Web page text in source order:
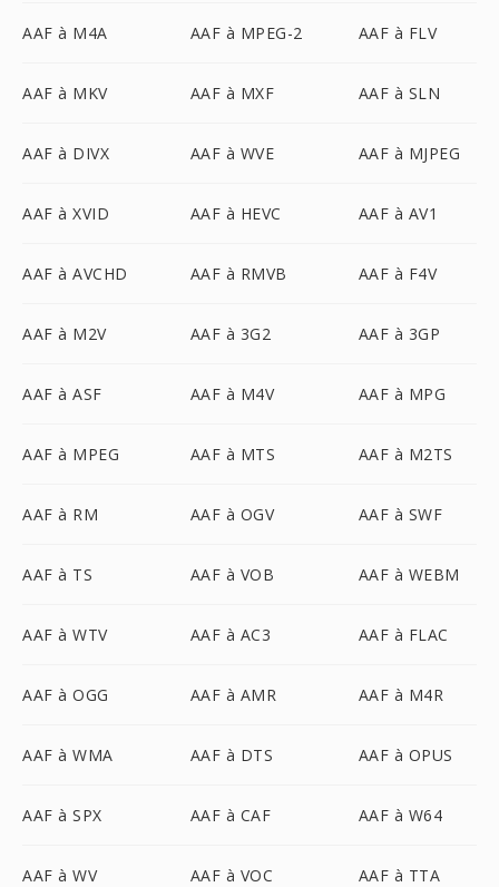
AAF à M4A AAF à MPEG-2 AAF à FLV
AAF à MKV AAF à MXF AAF à SLN
AAF à DIVX AAF à WVE AAF à MJPEG
AAF à XVID AAF à HEVC AAF à AV1
AAF à AVCHD AAF à RMVB AAF à F4V
AAF à M2V AAF à 3G2 AAF à 3GP
AAF à ASF AAF à M4V AAF à MPG
AAF à MPEG AAF à MTS AAF à M2TS
AAF à RM AAF à OGV AAF à SWF
AAF à TS AAF à VOB AAF à WEBM
AAF à WTV AAF à AC3 AAF à FLAC
AAF à OGG AAF à AMR AAF à M4R
AAF à WMA AAF à DTS AAF à OPUS
AAF à SPX AAF à CAF AAF à W64
AAF à WV AAF à VOC AAF à TTA